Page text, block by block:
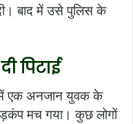
बाद में उसे पुलिस के
पिटाई
में एक अनजान युवक के
मच गया। कुछ लोगों